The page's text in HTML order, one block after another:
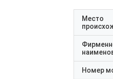
Место
Номер
VIPowerTM M0